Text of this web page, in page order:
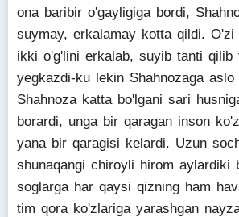
ona baribir o'gayligiga bordi,
suymay, erkalamay kotta qildi.
ikki o'g'lini erkalab, suyib tanti qilib
yegkazdi-ku lekin Shahnozaga aslo
Shahnoza katta bo'lgani sari
borardi, unga bir qaragan inson
yana bir qaragisi kelardi. Uzun
shunaqangi chiroyli hirom aylardiki
soglarga har qaysi qizning ham
tim qora ko'zlariga yarashgan